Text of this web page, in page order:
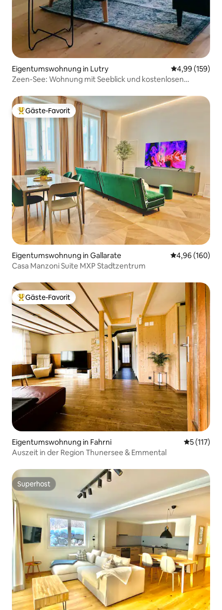
Eigentumswohnung in Lutry
4,99 (159)
Zeen-See: Wohnung mit Seeblick und kostenlosen
Beliebter Gäste-Favorit.
Gäste-Favorit
Eigentumswohnung in Gallarate
4,96 (160)
Casa Manzoni Suite MXP Stadtzentrum
Beliebter Gäste-Favorit.
Gäste-Favorit
Eigentumswohnung in Fahrni
5 (117)
Auszeit in der Region Thunersee & Emmental
Superhost
Superhost